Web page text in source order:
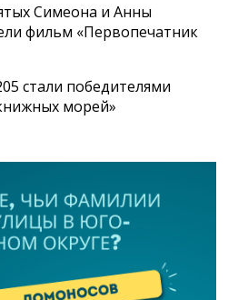
Симеона и Анны
фильм «Первопечатник
стали победителями
морей»